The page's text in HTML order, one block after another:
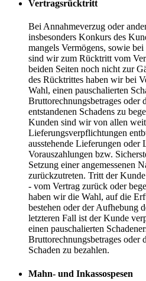
Vertragsrücktritt
Bei Annahmeverzug oder
insbesonders Konkurs des
mangels Vermögens, sowie
sind wir zum Rücktritt vom
beiden Seiten noch nicht zur
des Rücktrittes haben wir bei
Wahl, einen pauschalierten
Bruttorechnungsbetrages oder
entstandenen Schadens zu
Kunden sind wir von allen
Lieferungsverpflichtungen
ausstehende Lieferungen oder
Vorauszahlungen bzw.
Setzung einer angemessenen
zurückzutreten. Tritt der
- vom Vertrag zurück oder
haben wir die Wahl, auf die
bestehen oder der Aufhebung
letzteren Fall ist der Kunde
einen pauschalierten
Bruttorechnungsbetrages oder
Schaden zu bezahlen.
Mahn- und Inkassospesen